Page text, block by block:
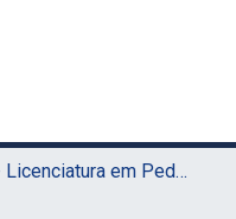
TCC - Licenciatura em Pedagogia (Sede)